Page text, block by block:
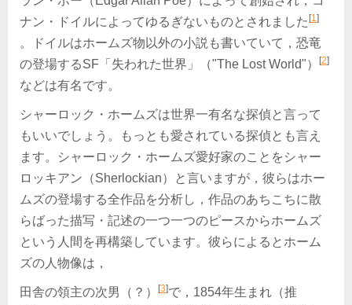
ナン・ドイルによってゆるぎないものとされました [1]
。ドイルはホームズ物以外の小説も書いていて，恐竜
の登場するSF「失われた世界」（"The Lost World"）
[2]
などは有名です。
シャーロック・ホームズは世界一有名な探偵と言って
もいいでしょう。もっとも愛されている探偵とも言え
ます。シャーロック・ホームズ愛好家のことをシャー
ロッキアン（Sherlockian）と言いますが，彼らはホー
ムズの登場する全作品を分析し，作品のあちこちに散
らばった描写・記述の一つ一つのピースからホームズ
という人間を再構築しています。彼らによるとホーム
ズの人物像は，
田舎の領主の次男（？） [3]で，1854年生まれ（推